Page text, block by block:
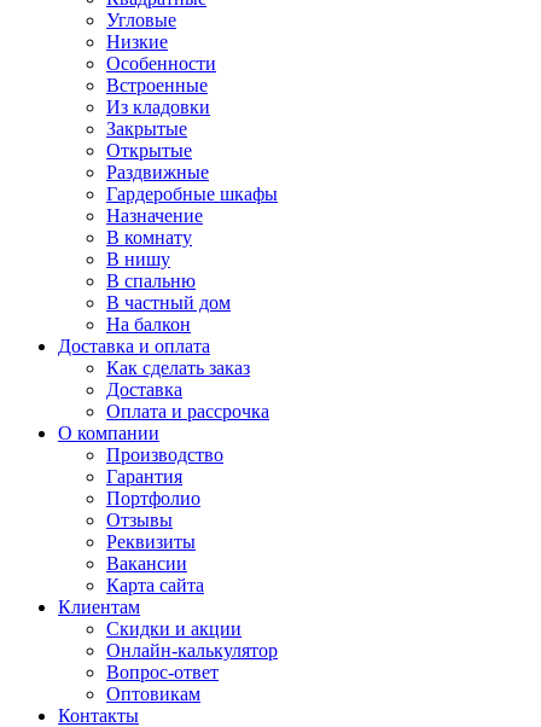
Угловые
Низкие
Особенности
Встроенные
Из кладовки
Закрытые
Открытые
Раздвижные
Гардеробные шкафы
Назначение
В комнату
В нишу
В спальню
В частный дом
На балкон
Доставка и оплата
Как сделать заказ
Доставка
Оплата и рассрочка
О компании
Производство
Гарантия
Портфолио
Отзывы
Реквизиты
Вакансии
Карта сайта
Клиентам
Скидки и акции
Онлайн-калькулятор
Вопрос-ответ
Оптовикам
Контакты